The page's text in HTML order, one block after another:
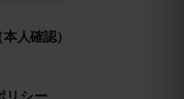
人確認）